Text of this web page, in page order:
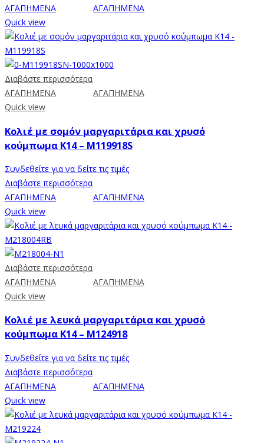
ΑΓΑΠΗΜΕΝΑ
ΑΓΑΠΗΜΕΝΑ
Quick view
Διαβάστε περισσότερα
ΑΓΑΠΗΜΕΝΑ
ΑΓΑΠΗΜΕΝΑ
Quick view
Κολιέ με σομόν μαργαριτάρια και χρυσό
κούμπωμα Κ14 – M119918S
Συνδεθείτε για να δείτε τις τιμές
Διαβάστε περισσότερα
ΑΓΑΠΗΜΕΝΑ
ΑΓΑΠΗΜΕΝΑ
Quick view
Διαβάστε περισσότερα
ΑΓΑΠΗΜΕΝΑ
ΑΓΑΠΗΜΕΝΑ
Quick view
Κολιέ με λευκά μαργαριτάρια και χρυσό
κούμπωμα K14 – M124918
Συνδεθείτε για να δείτε τις τιμές
Διαβάστε περισσότερα
ΑΓΑΠΗΜΕΝΑ
ΑΓΑΠΗΜΕΝΑ
Quick view